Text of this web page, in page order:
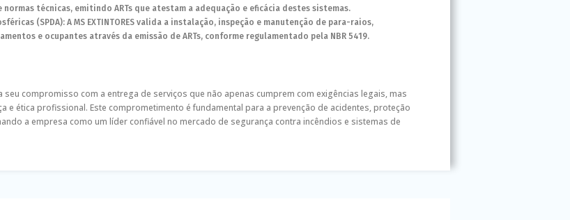
técnicas, emitindo ARTs que atestam a adequação e eficácia destes sistemas.
(SPDA): A MS EXTINTORES valida a instalação, inspeção e manutenção de para-raios,
e ocupantes através da emissão de ARTs, conforme regulamentado pela NBR 5419.
seu compromisso com a entrega de serviços que não apenas cumprem com exigências legais, mas
e ética profissional. Este comprometimento é fundamental para a prevenção de acidentes, proteção
a empresa como um líder confiável no mercado de segurança contra incêndios e sistemas de